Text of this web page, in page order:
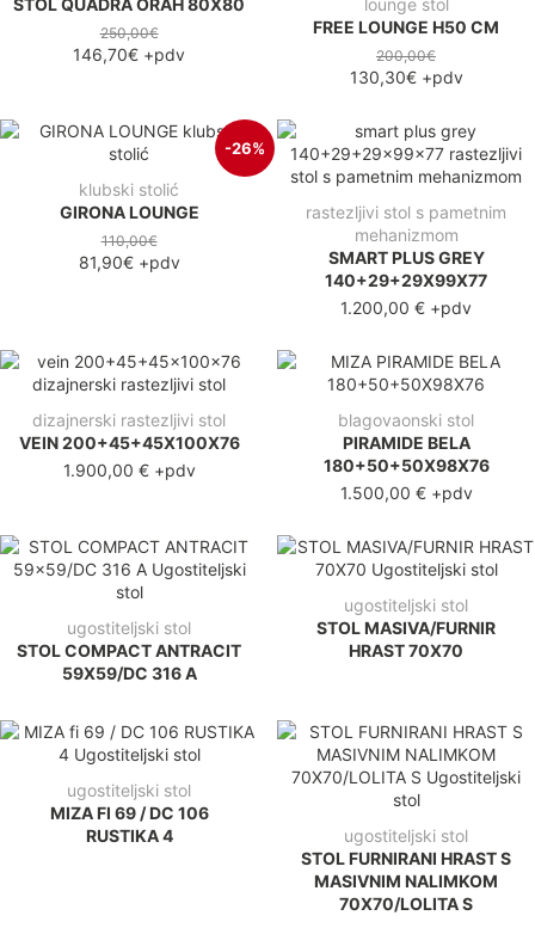
250,00€
146,70€ +pdv
FREE LOUNGE H50 CM
200,00€
130,30€+pdv
-26%
klubski stolić
GIRONA LOUNGE
110,00€
81,90€+pdv
rastezljivi stol s pametnim
mehanizmom
SMART PLUS GREY
140+29+29X99X77
1.200,00 € +pdv
dizajnerski rastezljivi stol
VEIN 200+45+45X100X76
1.900,00 €+pdv
blagovaonski stol
PIRAMIDE BELA
180+50+50X98X76
1.500,00 €+pdv
ugostiteljski stol
STOL COMPACT ANTRACIT
59X59/DC 316 A
ugostiteljski stol
STOL MASIVA/FURNIR
HRAST 70X70
ugostiteljski stol
MIZA FI 69 / DC 106
RUSTIKA 4
ugostiteljski stol
STOL FURNIRANI HRAST S
MASIVNIM NALIMKOM
70X70/LOLITA S